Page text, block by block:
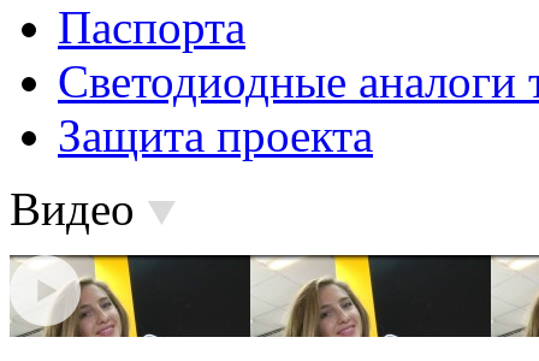
Паспорта
Светодиодные аналоги
Защита проекта
Видео